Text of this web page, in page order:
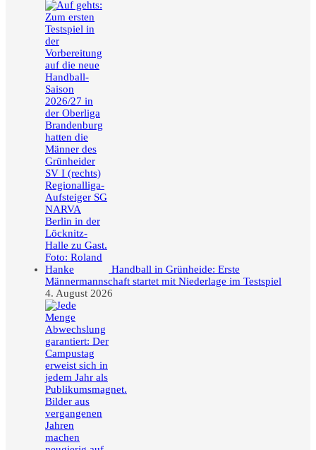
Handball in Grünheide: Erste
Männermannschaft startet mit Niederlage im Testspiel
4. August 2026